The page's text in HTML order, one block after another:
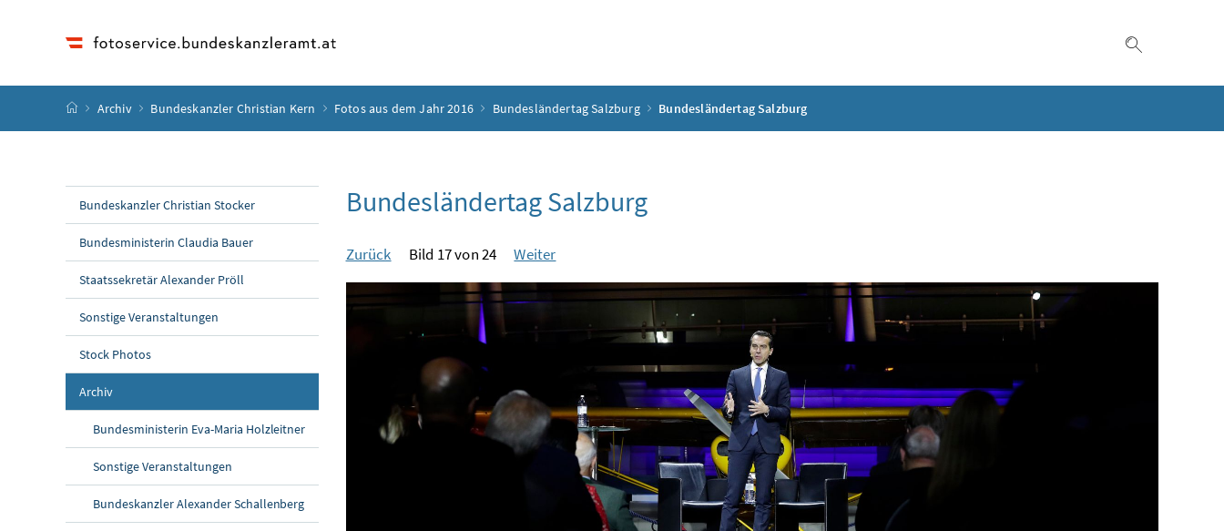
Startseite
Archiv Bundeskanzler Christian Kern Fotos aus dem Jahr 2016 Bundesländertag Salzburg Bundesländertag Salzburg
Bundeskanzler Christian Stocker
Bundesministerin Claudia Bauer
Staatssekretär Alexander Pröll
Sonstige Veranstaltungen
Stock Photos
Archiv
Bundesministerin Eva-Maria Holzleitner
Sonstige Veranstaltungen
Bundeskanzler Alexander Schallenberg
Bundesländertag Salzburg
Zurück Bild 17 von 24 Weiter